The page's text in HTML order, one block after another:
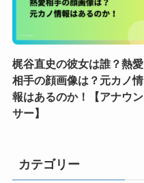
梶谷直史の彼女は誰？熱愛
相手の顔画像は？元カノ情
報はあるのか！【アナウン
サー】
カテゴリー